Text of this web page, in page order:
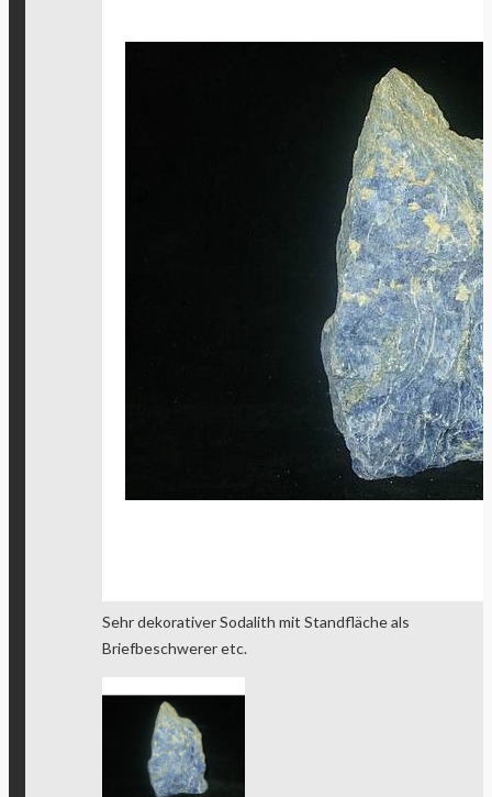
Sehr dekorativer Sodalith mit Standfläche als
Briefbeschwerer etc.